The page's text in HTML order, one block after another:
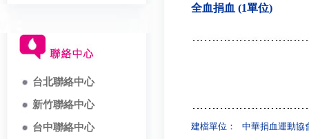
台北聯絡中心
新竹聯絡中心
台中聯絡中心
全血捐血 (1單位)
建檔單位： 中華捐血運動協